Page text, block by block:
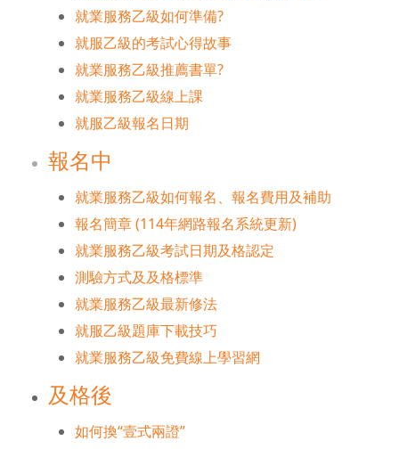
就業服務乙級如何準備?
就服乙級的考試心得故事
就業服務乙級推薦書單?
就業服務乙級線上課
就服乙級報名日期
報名中
就業服務乙級如何報名、報名費用及補助
報名簡章(114年網路報名系統更新)
就業服務乙級考試日期及格認定
測驗方式及及格標準
就業服務乙級最新修法
就服乙級題庫下載技巧
就業服務乙級免費線上學習網
及格後
如何換“壹式兩證”